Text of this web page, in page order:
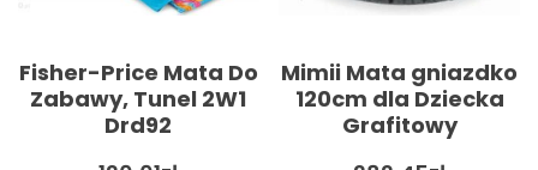
Fisher-Price Mata Do
Zabawy, Tunel 2W1
Drd92
Mimii Mata gniazdko
120cm dla Dziecka
Grafitowy